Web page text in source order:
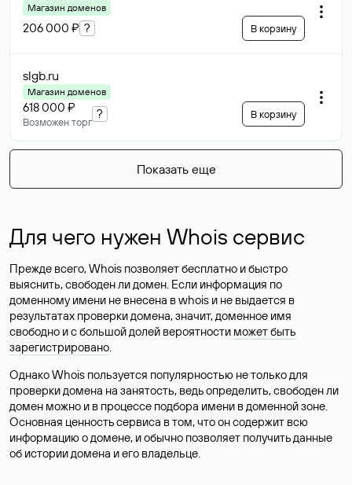
Магазин доменов
206 000 ₽ ? В корзину
slgb.ru
Магазин доменов
618 000 ₽
Возможен торг
? В корзину
Показать еще
Для чего нужен Whois сервис
Прежде всего, Whois позволяет бесплатно и быстро
выяснить, свободен ли домен. Если информация по
доменному имени не внесена в whois и не выдается в
результатах проверки домена, значит, доменное имя
свободно и с большой долей вероятности может быть
зарегистрировано.
Однако Whois пользуется популярностью не только для
проверки домена на занятость, ведь определить, свободен ли
домен можно и в процессе подбора имени в доменной зоне.
Основная ценность сервиса в том, что он содержит всю
информацию о домене, и обычно позволяет получить данные
об истории домена и его владельце.